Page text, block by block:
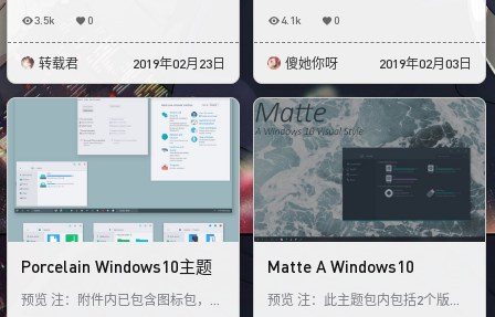
3.5k 0
转载君 2019年02月23日
面 4.1k 0
傻她你呀 2019年02月03日
Porcelain Windows10主题
预览 注：附件内已包含图标包，预
Matte A Windows10
预览 注：此主题包内包括2个版本